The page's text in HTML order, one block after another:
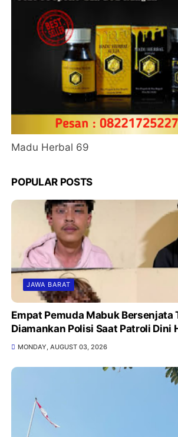
Madu Herbal 69
POPULAR POSTS
JAWA BARAT
Empat Pemuda Mabuk Bersenjata
Diamankan Polisi Saat Patroli Dini
MONDAY, AUGUST 03, 2026